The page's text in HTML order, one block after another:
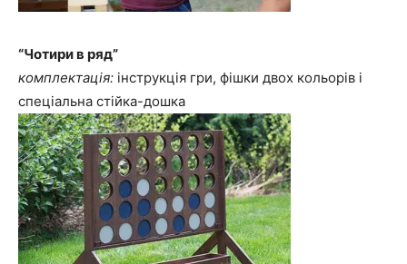
“Чотири в ряд”
комплектація: інструкція гри, фішки двох кольорів і
спеціальна стійка-дошка